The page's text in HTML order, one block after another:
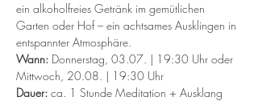
ein alkoholfreies Getränk im gemütlichen
Garten oder Hof – ein achtsames Ausklingen in
entspannter Atmosphäre.
Wann: Donnerstag, 03.07. | 19:30 Uhr oder
Mittwoch, 20.08. | 19:30 Uhr
Dauer: ca. 1 Stunde Meditation + Ausklang